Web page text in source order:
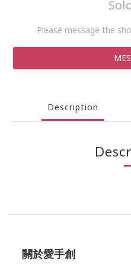
Please message the
Description
關於愛手創